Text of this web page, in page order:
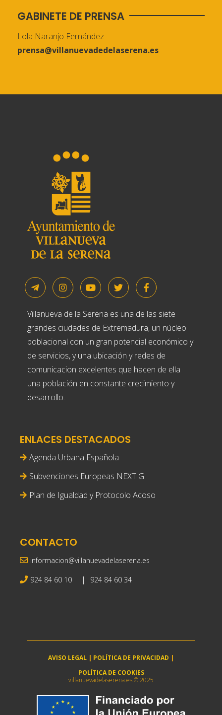
GABINETE DE PRENSA
Lola Naranjo Fernández
prensa@villanuevadedelaserena.es
Villanueva de la Serena es una de las siete
grandes ciudades de Extremadura, un núcleo
poblacional con un gran potencial económico y
de servicios, y una ubicación y redes de
comunicacion excelentes que hacen de ella
una población en constante crecimiento y
desarrollo.
ENLACES DESTACADOS
Agenda Urbana Española
Subvenciones Europeas NEXT G
Plan de Igualdad y Protocolo Acoso
CONTACTO
informacion@villanuevadelaserena.es
924 84 60 10 | 924 84 60 34
AVISO LEGAL | POLÍTICA DE PRIVACIDAD |
POLÍTICA DE COOKIES
villanuevadelaserena.es © 2025